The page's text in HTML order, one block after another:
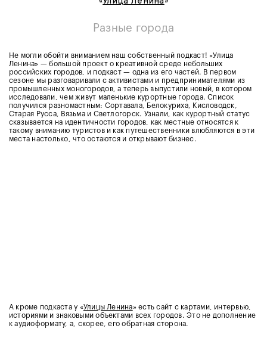
Разные города
Не могли обойти вниманием наш собственный подкаст! «Улица
Ленина» — большой проект о креативной среде небольших
российских городов, и подкаст — одна из его частей. В первом
сезоне мы разговаривали с активистами и предпринимателями из
промышленных моногородов, а теперь выпустили новый, в котором
исследовали, чем живут маленькие курортные города. Список
получился разномастным: Сортавала, Белокуриха, Кисловодск,
Старая Русса, Вязьма и Светлогорск. Узнали, как курортный статус
сказывается на идентичности городов, как местные относятся к
такому вниманию туристов и как путешественники влюбляются в эти
места настолько, что остаются и открывают бизнес.
А кроме подкаста у «Улицы Ленина» есть сайт с картами, интервью,
историями и знаковыми объектами всех городов. Это не дополнение
к аудиоформату, а, скорее, его обратная сторона.